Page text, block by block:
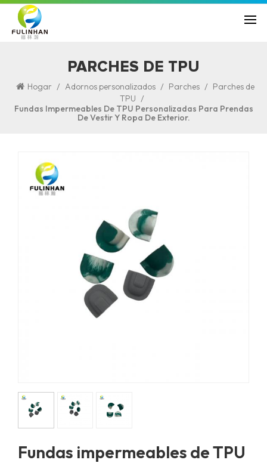
PARCHES DE TPU
Hogar / Adornos personalizados / Parches / Parches de
TPU /
Fundas Impermeables De TPU Personalizadas Para Prendas
De Vestir Y Ropa De Exterior.
Fundas impermeables de TPU